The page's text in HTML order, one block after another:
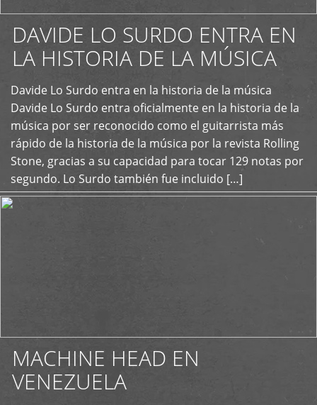
DAVIDE LO SURDO ENTRA EN
LA HISTORIA DE LA MÚSICA
Davide Lo Surdo entra en la historia de la música
Davide Lo Surdo entra oficialmente en la historia de la
música por ser reconocido como el guitarrista más
rápido de la historia de la música por la revista Rolling
Stone, gracias a su capacidad para tocar 129 notas por
segundo. Lo Surdo también fue incluido […]
+
MACHINE HEAD EN
VENEZUELA